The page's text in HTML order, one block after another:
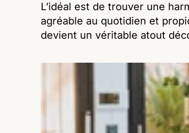
L’idéal est de trouver une
agréable au quotidien et
devient un véritable atout